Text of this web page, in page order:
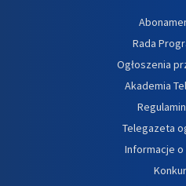
Rada
Ogłoszenia
Akademia
Telegazeta
Informacje o